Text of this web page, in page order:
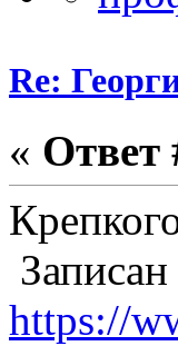
Re:
« Ответ
Записан
https://